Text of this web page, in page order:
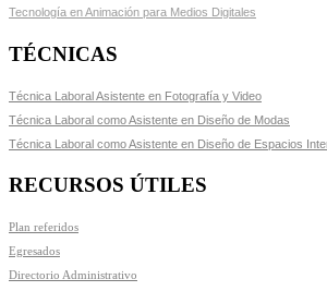
Tecnología en Animación para Medios Digitales
TÉCNICAS
Técnica Laboral Asistente en Fotografía y Video
Técnica Laboral como Asistente en Diseño de Modas
Técnica Laboral como Asistente en Diseño de Espacios
RECURSOS ÚTILES
Plan referidos
Egresados
Directorio Administrativo